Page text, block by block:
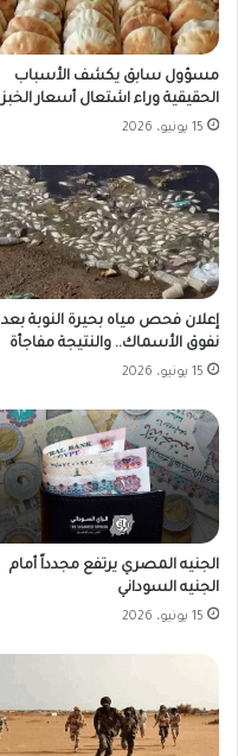
مسؤول سابق يكشف الأسباب
الحقيقية وراء اشتعال أسعار الخبز
15 يونيو، 2026
إعلان فحص مياه بحيرة النوبة بعد
نفوق الأسماك.. والنتيجة مفاجأة
15 يونيو، 2026
الجنيه المصري يرتفع مجدداً أمام
الجنيه السوداني
15 يونيو، 2026